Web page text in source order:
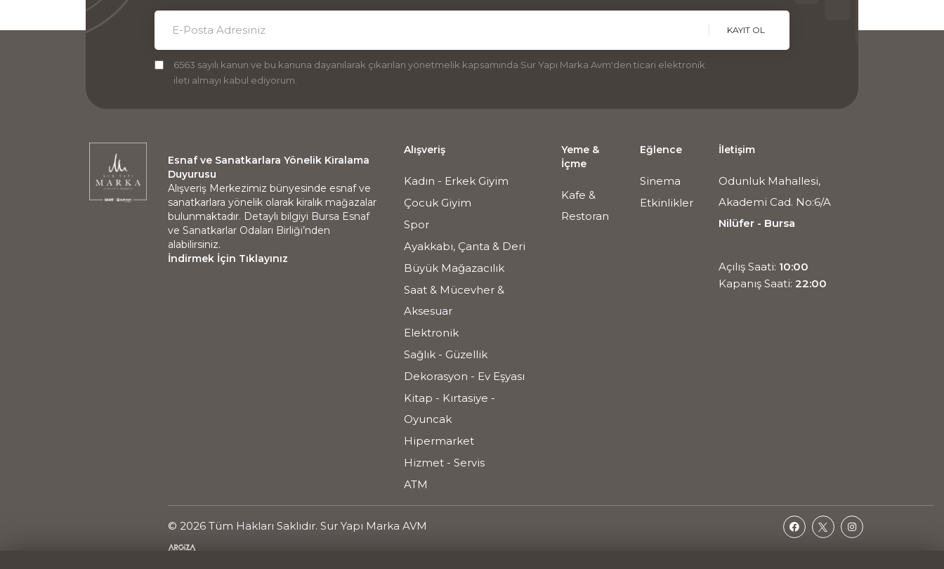
KAYIT OL
6563 sayılı kanun ve bu kanuna dayanılarak çıkarılan yönetmelik kapsamında Sur Yapı Marka Avm'den ticari elektronik
ileti almayı kabul ediyorum.
Esnaf ve Sanatkarlara Yönelik Kiralama
Duyurusu
Alışveriş Merkezimiz bünyesinde esnaf ve
sanatkarlara yönelik olarak kiralık mağazalar
bulunmaktadır. Detaylı bilgiyi Bursa Esnaf
ve Sanatkarlar Odaları Birliği’nden
alabilirsiniz.
İndirmek İçin Tıklayınız
Alışveriş
Kadın - Erkek Giyim
Çocuk Giyim
Spor
Ayakkabı, Çanta & Deri
Büyük Mağazacılık
Saat & Mücevher &
Aksesuar
Elektronik
Sağlık - Güzellik
Dekorasyon - Ev Eşyası
Kitap - Kırtasiye -
Oyuncak
Hipermarket
Hizmet - Servis
ATM
Yeme &
İçme
Kafe &
Restoran
Eğlence
Sinema
Etkinlikler
İletişim
Odunluk Mahallesi,
Akademi Cad. No:6/A
Nilüfer - Bursa
Açılış Saati: 10:00
Kapanış Saati: 22:00
© 2026 Tüm Hakları Saklıdır. Sur Yapı Marka AVM